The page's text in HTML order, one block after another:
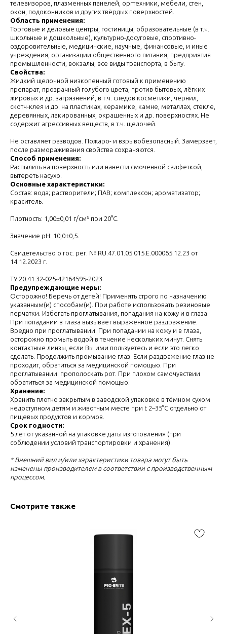
телевизоров, плазменных панелей, оргтехники, мебели, стен,
окон, подоконников и других твёрдых поверхностей.
Область применения:
Торговые и деловые центры, гостиницы, образовательные (в т.ч.
школьные и дошкольные), культурно-досуговые, спортивно-
оздоровительные, медицинские, научные, финансовые, и иные
учреждения, организации общественного питания, предприятия
промышленности, вокзалы, все виды транспорта, в быту.
Свойства:
Жидкий щелочной низкопенный готовый к применению
препарат, прозрачный голубого цвета, против бытовых, лёгких
жировых и др. загрязнений, в т.ч. следов косметики, чернил,
скотч-клея и др. на пластиках, керамике, камне, металлах, стекле,
деревянных, лакированных, окрашенных и др. поверхностях. Не
содержит агрессивных веществ, в т.ч. щелочей.
Не оставляет разводов. Пожаро- и взрывобезопасный. Замерзает,
после размораживания свойства сохраняются.
Способ применения:
Распылить на поверхность или нанести смоченной салфеткой,
вытереть насухо.
Основные характеристики:
Состав: вода; растворители; ПАВ; комплексон; ароматизатор;
краситель.
Плотность: 1,00±0,01 г/см³ при 20°С.
Значение pH: 10,0±0,5.
Свидетельство о гос. рег. № RU.47.01.05.015.Е.000065.12.23 от
14.12.2023 г.
ТУ 20.41.32-025-42164595-2023.
Предупреждающие меры:
Осторожно! Беречь от детей! Применять строго по назначению
указанным(и) способам(и). При работе использовать резиновые
перчатки. Избегать проглатывания, попадания на кожу и в глаза.
При попадании в глаза вызывает выраженное раздражение.
Вредно при проглатывании. При попадании на кожу и в глаза,
осторожно промыть водой в течение нескольких минут. Снять
контактные линзы, если Вы ими пользуетесь и если это легко
сделать. Продолжить промывание глаз. Если раздражение глаз не
проходит, обратиться за медицинской помощью. При
проглатывании: прополоскать рот. При плохом самочувствии
обратиться за медицинской помощью.
Хранение:
Хранить плотно закрытым в заводской упаковке в тёмном сухом
недоступном детям и животным месте при t 2–35°С отдельно от
пищевых продуктов и кормов.
Срок годности:
5 лет от указанной на упаковке даты изготовления (при
соблюдении условий транспортировки и хранения).
* Внешний вид и/или характеристики товара могут быть
изменены производителем в соответствии с производственным
процессом.
Смотрите также
НУЖНО ПОДОБРАТЬ
свяжется с вами в течении 15 минут